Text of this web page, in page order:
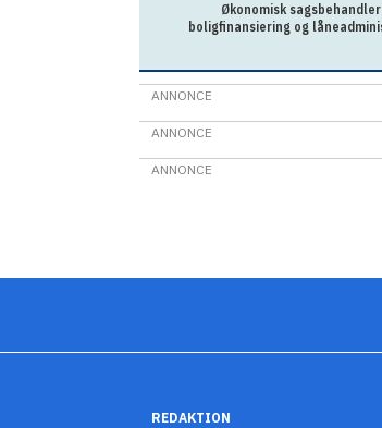
Økonomisk
boligfinansiering og
ANNONCE
ANNONCE
ANNONCE
REDAKTION